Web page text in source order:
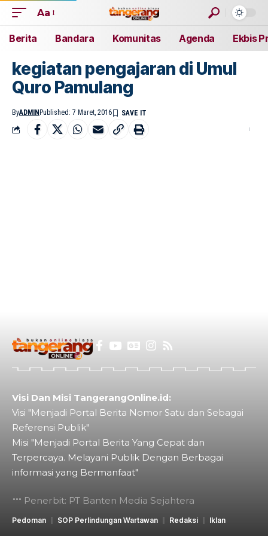
Aa
Berita Bandara Komunitas Agenda Ekbis
kegiatan pengajaran di Umul
Quro Pamulang
ByADMIN Published: 7 Maret, 2016
Visi Dan Misi TangerangOnline.id:
Visi "Menjadi Portal Berita Nomor Satu dan Sebagai
Referensi Publik"
Misi "Menjadi Portal Berita Yang Cepat dan
Terpercaya. Melayani Publik Dengan Berbagai
informasi yang Bermanfaat"
Penerbit: PT Banten Media Sejahtera
Pedoman SOP Perlindungan Wartawan Redaksi Iklan